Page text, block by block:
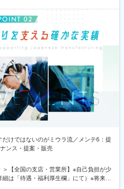
だけではないのがミウラ流／メンテ6：提
ンス・提案・販売
＞【全国の支店・営業所】※自己負担が少
は「待遇・福利厚生欄」にて）※将来的
）はありますが、初任地はエリア単位